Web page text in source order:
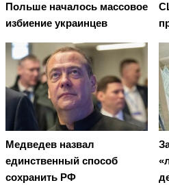
Польше началось массовое
избиение украинцев
Медведев назвал
единственный способ
сохранить РФ